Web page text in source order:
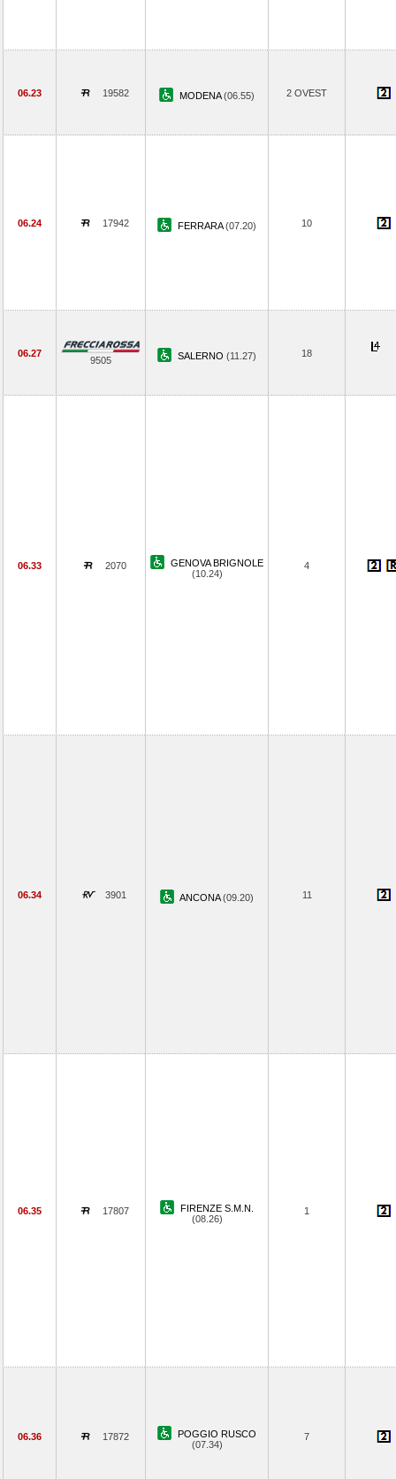
06.23 19582 MODENA(06.55) 2 OVEST
06.24 17942 FERRARA(07.20) 10
06.27
9505 SALERNO (11.27) 18
06.33 2070
GENOVA BRIGNOLE
(10.24)
4
06.34 3901 ANCONA(09.20) 11
06.35 17807
FIRENZE S.M.N.
(08.26)
1
06.36 17872
POGGIO RUSCO
(07.34)
7